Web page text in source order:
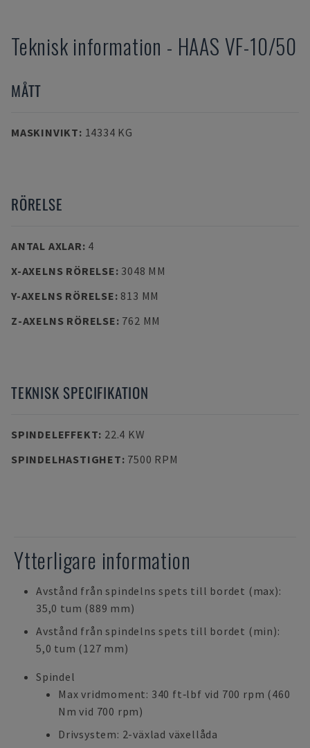
Teknisk information - HAAS VF-10/50
MÅTT
MASKINVIKT: 14334 KG
RÖRELSE
ANTAL AXLAR: 4
X-AXELNS RÖRELSE: 3048 MM
Y-AXELNS RÖRELSE: 813 MM
Z-AXELNS RÖRELSE: 762 MM
TEKNISK SPECIFIKATION
SPINDELEFFEKT: 22.4 KW
SPINDELHASTIGHET: 7500 RPM
Ytterligare information
Avstånd från spindelns spets till bordet (max):
35,0 tum (889 mm)
Avstånd från spindelns spets till bordet (min):
5,0 tum (127 mm)
Spindel
Max vridmoment: 340 ft‑lbf vid 700 rpm (460
Nm vid 700 rpm)
Drivsystem: 2-växlad växellåda